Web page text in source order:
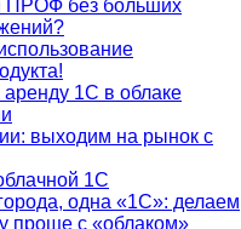
ПРОФ без больших
аренду 1С в облаке
выходим на рынок с
1С
одна «1С»: делаем
проще с «облаком»